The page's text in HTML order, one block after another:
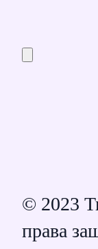
© 2023
права